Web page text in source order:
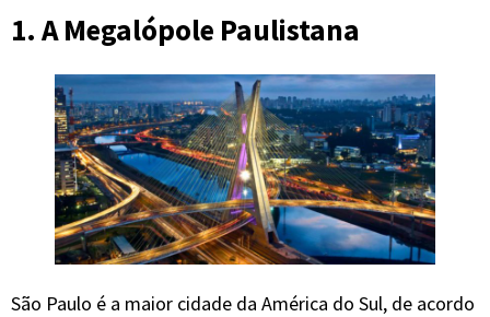
1. A Megalópole Paulistana
São Paulo é a maior cidade da América do Sul, de acordo